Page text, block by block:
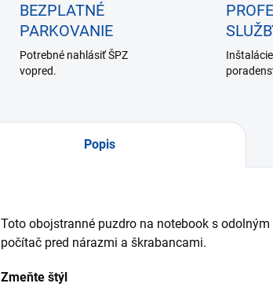
BEZPLATNÉ
PARKOVANIE
Potrebné nahlásiť ŠPZ
vopred.
Popis
Toto obojstranné puzdro na notebook s
počítač pred nárazmi a škrabancami.
Zmeňte štýl